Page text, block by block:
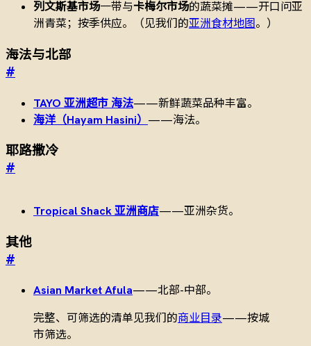
列文斯基市场一带与卡梅尔市场的蔬菜摊——开口问亚
洲青菜；按季供应。（见我们的亚洲食材地图。）
海法与北部
#
TAYO 亚洲超市 海法——新鲜蔬菜品种丰富。
海洋（Hayam Hasini） ——海法。
耶路撒冷
#
Tropical Shack 亚洲商店——亚洲杂货。
其他
#
Asian Market Afula——北部-中部。
完整、可筛选的清单见我们的商业目录——按城
市筛选。